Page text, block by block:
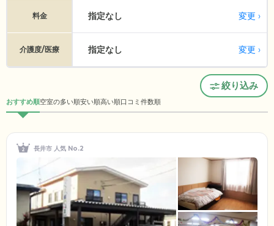
料金 指定なし 変更
介護度/医療 指定なし 変更
絞り込み
おすすめ順空室の多い順安い順高い順口コミ件数順
長井市 人気 No.2